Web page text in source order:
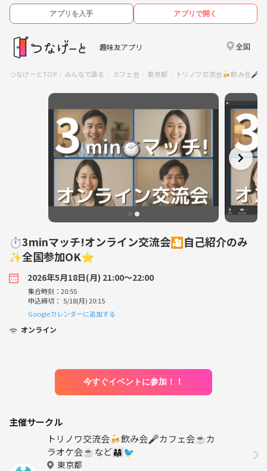
アプリを入手 アプリで開く
趣味友アプリ 全国
つなげーとTOP みんなで語る カフェ会 東京都 トリノワ交流会🍻飲み会🎤カ
⏱3minマッチ!オンライン交流会🎦自己紹介のみ
✨全国参加OK⭐
2026年5月18日(月) 21:00〜22:00
集合時刻：20:55
申込締切： 5/18(月) 20:15
Googleカレンダーに追加する
オンライン
今すぐイベントに参加！！
主催サークル
トリノワ交流会🍻飲み会🎤カフェ会☕️カ
ラオケ会☕️など👨‍👩‍👧🐦
東京都